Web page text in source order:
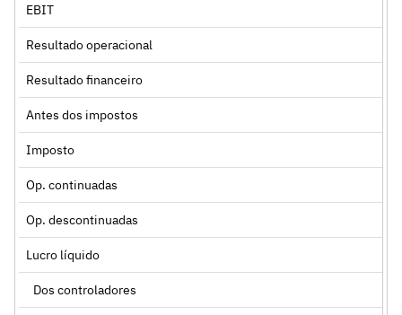
EBIT
Resultado operacional
Resultado financeiro
Antes dos impostos
Imposto
Op. continuadas
Op. descontinuadas
Lucro líquido
Dos controladores